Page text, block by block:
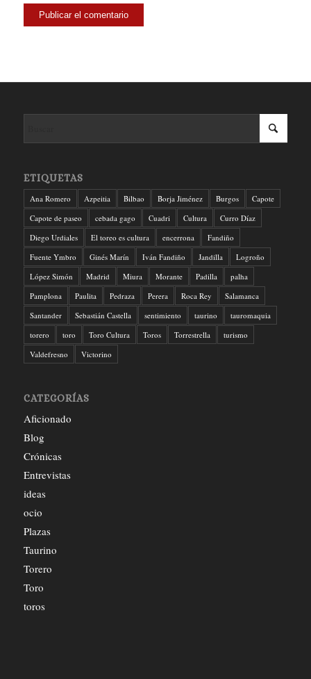
ETIQUETAS
Ana Romero Azpeitia Bilbao Borja Jiménez Burgos
Capote
Capote de paseo
cebada gago Cuadri Cultura
Curro Díaz
Diego Urdiales
El toreo es cultura encerrona
Fandiño
Fuente Ymbro
Ginés Marín Iván Fandiño Jandilla
Logroño
López Simón
Madrid Miura Morante Padilla
palha
Pamplona
Paulita Pedraza Perera Roca Rey
Salamanca
Santander
Sebastián Castella sentimiento taurino
tauromaquia
torero
toro Toro Cultura Toros Torrestrella
turismo
Valdefresno
Victorino
CATEGORÍAS
Aficionado
Blog
Crónicas
Entrevistas
ideas
ocio
Plazas
Taurino
Torero
Toro
toros